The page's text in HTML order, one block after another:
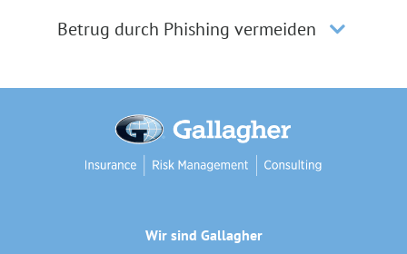
Betrug durch Phishing vermeiden
Wir sind Gallagher